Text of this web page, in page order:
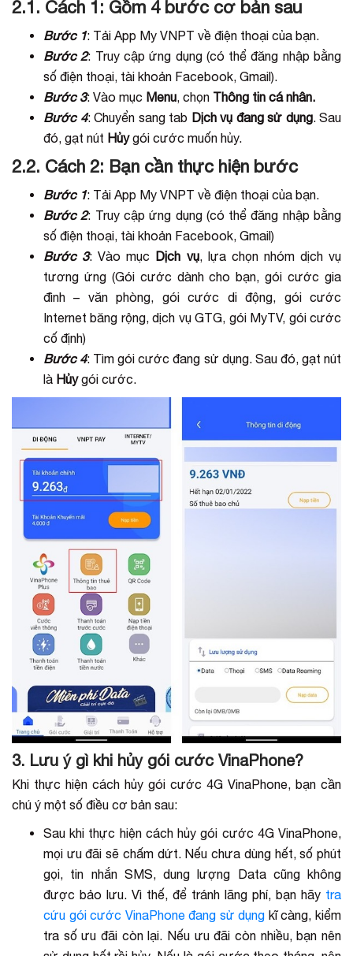
2.1. Cách 1: Gồm 4 bước cơ bản sau
Bước 1: Tải App My VNPT về điện thoại của bạn.
Bước 2: Truy cập ứng dụng (có thể đăng nhập bằng
số điện thoại, tài khoản Facebook, Gmail).
Bước 3: Vào mục Menu, chọn Thông tin cá nhân.
Bước 4: Chuyển sang tab Dịch vụ đang sử dụng. Sau
đó, gạt nút Hủygói cước muốn hủy.
2.2. Cách 2: Bạn cần thực hiện bước
Bước 1: Tải App My VNPT về điện thoại của bạn.
Bước 2: Truy cập ứng dụng (có thể đăng nhập bằng
số điện thoại, tài khoản Facebook, Gmail)
Bước 3: Vào mục Dịch vụ, lựa chọn nhóm dịch vụ
tương ứng (Gói cước dành cho bạn, gói cước gia
đình – văn phòng, gói cước di động, gói cước
Internet băng rộng, dịch vụ GTG, gói MyTV, gói cước
cố định)
Bước 4: Tìm gói cước đang sử dụng. Sau đó, gạt nút
là Hủygói cước.
3. Lưu ý gì khi hủy gói cước VinaPhone?
Khi thực hiện cách hủy gói cước 4G VinaPhone, bạn cần
chú ý một số điều cơ bản sau:
Sau khi thực hiện cách hủy gói cước 4G VinaPhone,
mọi ưu đãi sẽ chấm dứt. Nếu chưa dùng hết, số phút
gọi, tin nhắn SMS, dung lượng Data cũng không
được bảo lưu. Vì thế, để tránh lãng phí, bạn hãy tra
cứu gói cước VinaPhone đang sử dụng kĩ càng, kiểm
tra số ưu đãi còn lại. Nếu ưu đãi còn nhiều, bạn nên